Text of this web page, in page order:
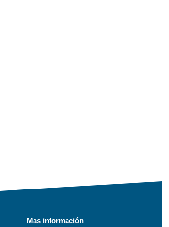
Mas información